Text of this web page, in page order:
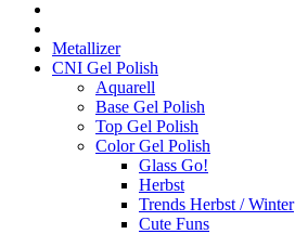
Metallizer
CNI Gel Polish
Aquarell
Base Gel Polish
Top Gel Polish
Color Gel Polish
Glass Go!
Herbst
Trends Herbst / Winter
Cute Funs